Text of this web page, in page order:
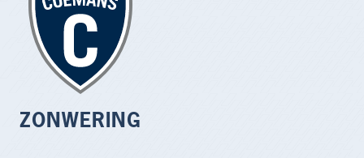
ZONWERING